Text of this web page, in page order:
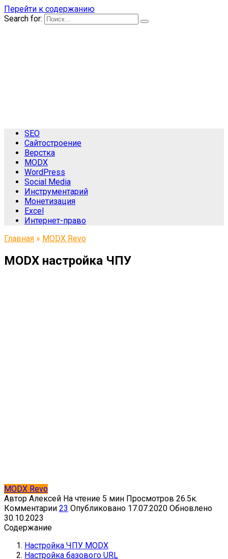
Перейти к содержанию
Search for:
SEO
Сайтостроение
Верстка
MODX
WordPress
Social Media
Инструментарий
Монетизация
Excel
Интернет-право
Главная » MODX Revo
MODX настройка ЧПУ
MODX Revo
Автор Алексей На чтение 5 мин Просмотров 26.5к.
Комментарии 23 Опубликовано 17.07.2020 Обновлено
30.10.2023
Содержание
Настройка ЧПУ MODX
Настройка базового URL